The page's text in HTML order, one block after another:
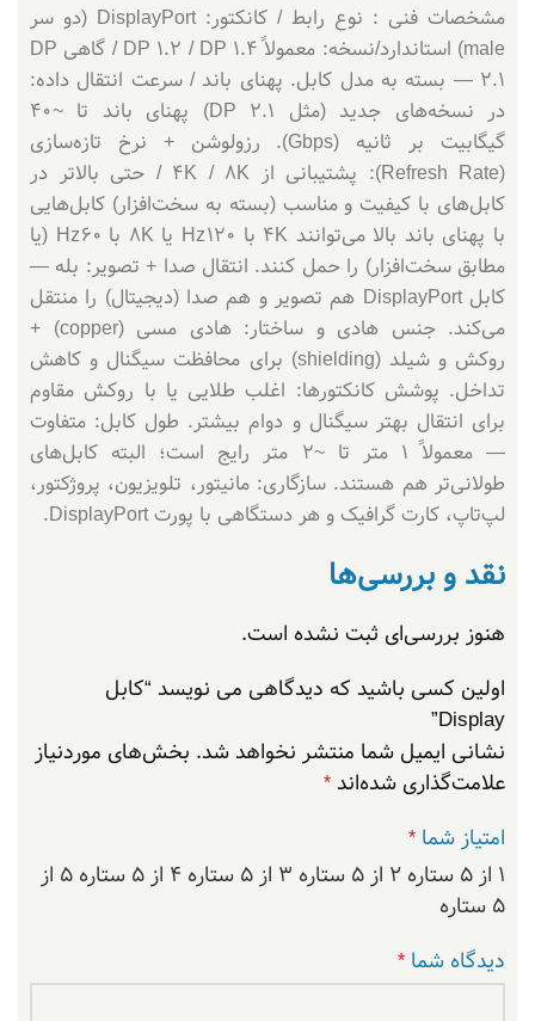
مشخصات فنی : نوع رابط / کانکتور: DisplayPort (دو سر
male) استاندارد/نسخه: معمولاً DP 1.2 / DP 1.4 / گاهی DP
2.1 — بسته به مدل کابل. پهنای باند / سرعت انتقال داده:
در نسخه‌های جدید (مثل DP 2.1) پهنای باند تا ~ 40
گیگابیت بر ثانیه (Gbps). رزولوشن + نرخ تازه‌سازی
(Refresh Rate): پشتیبانی از 4K / 8K / حتی بالاتر در
کابل‌های با کیفیت و مناسب (بسته به سخت‌افزار) کابل‌هایی
با پهنای باند بالا می‌توانند 4K با 120 Hz یا 8K با 60 Hz (یا
مطابق سخت‌افزار) را حمل کنند. انتقال صدا + تصویر: بله —
کابل DisplayPort هم تصویر و هم صدا (دیجیتال) را منتقل
می‌کند. جنس هادی و ساختار: هادی مسی (copper) +
روکش و شیلد (shielding) برای محافظت سیگنال و کاهش
تداخل. پوشش کانکتورها: اغلب طلایی یا با روکش مقاوم
برای انتقال بهتر سیگنال و دوام بیشتر. طول کابل: متفاوت
— معمولاً 1 متر تا ~2 متر رایج است؛ البته کابل‌های
طولانی‌تر هم هستند. سازگاری: مانیتور، تلویزیون، پروژکتور،
لپ‌تاپ، کارت گرافیک و هر دستگاهی با پورت DisplayPort.
نقد و بررسی‌ها
هنوز بررسی‌ای ثبت نشده است.
اولین کسی باشید که دیدگاهی می نویسد “کابل
Display”
نشانی ایمیل شما منتشر نخواهد شد. بخش‌های موردنیاز
علامت‌گذاری شده‌اند *
امتیاز شما *
۱ از ۵ ستاره ۲ از ۵ ستاره ۳ از ۵ ستاره ۴ از ۵ ستاره
۵ از
۵ ستاره
دیدگاه شما *